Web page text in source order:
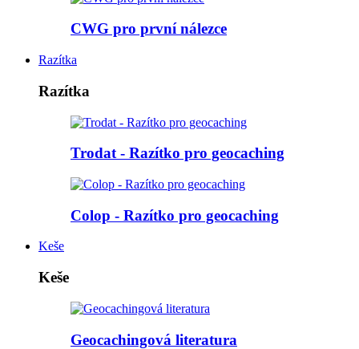
CWG pro první nálezce
Razítka
Razítka
Trodat - Razítko pro geocaching
Colop - Razítko pro geocaching
Keše
Keše
Geocachingová literatura